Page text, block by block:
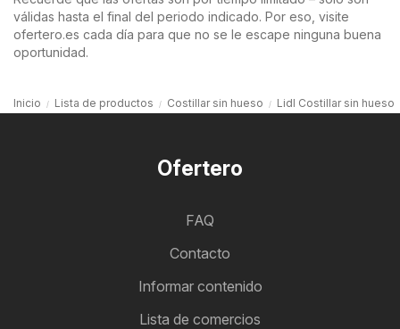
válidas hasta el final del periodo indicado. Por eso, visite
ofertero.es cada día para que no se le escape ninguna buena
oportunidad.
Inicio Lista de productos Costillar sin hueso Lidl Costillar sin hueso
Ofertero
FAQ
Contacto
Informar contenido
Lista de comercios